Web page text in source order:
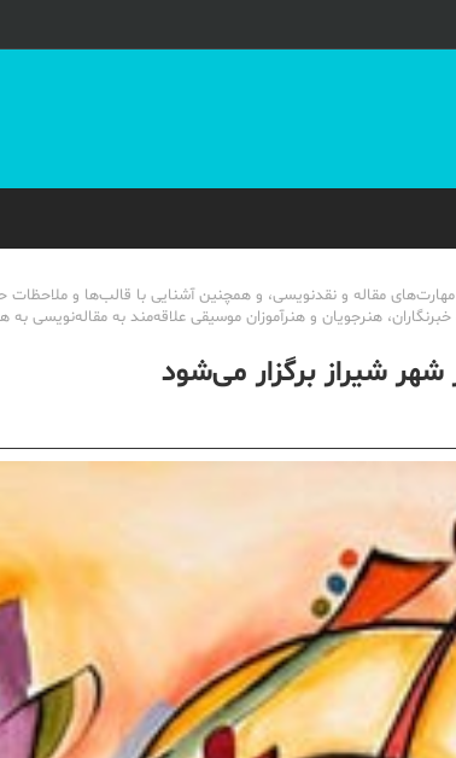
مقاله و نقدنویسی، و همچنین آشنایی با قالب‌ها و ملاحظات
شیراز برگزار می‌شود